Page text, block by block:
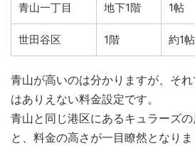
青山一丁目 地下1階 1帖
世田谷区 1階 約1帖
青山が高いのは分かりますが、そ
はありえない料金設定です。
青山と同じ港区にあるキュラーズ
と、料金の高さが一目瞭然となりま